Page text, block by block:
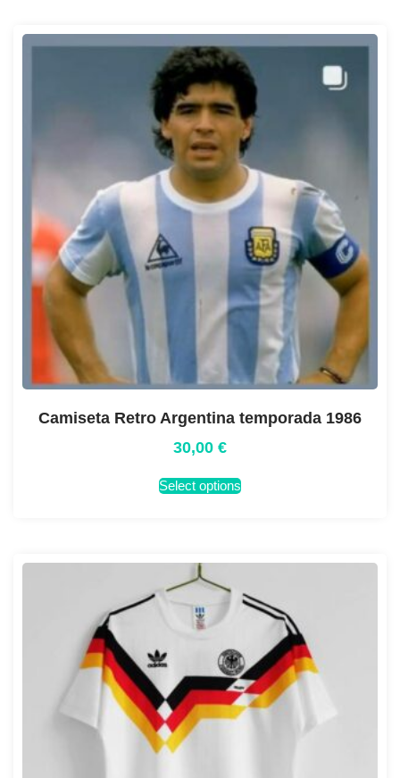
Camiseta Retro Argentina temporada 1986
30,00 €
Select options